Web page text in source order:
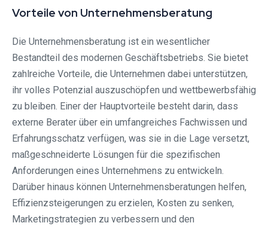
Vorteile von Unternehmensberatung
Die Unternehmensberatung ist ein wesentlicher
Bestandteil des modernen Geschäftsbetriebs. Sie bietet
zahlreiche Vorteile, die Unternehmen dabei unterstützen,
ihr volles Potenzial auszuschöpfen und wettbewerbsfähig
zu bleiben. Einer der Hauptvorteile besteht darin, dass
externe Berater über ein umfangreiches Fachwissen und
Erfahrungsschatz verfügen, was sie in die Lage versetzt,
maßgeschneiderte Lösungen für die spezifischen
Anforderungen eines Unternehmens zu entwickeln.
Darüber hinaus können Unternehmensberatungen helfen,
Effizienzsteigerungen zu erzielen, Kosten zu senken,
Marketingstrategien zu verbessern und den